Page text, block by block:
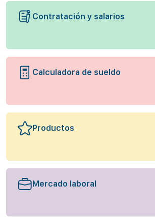
Contratación y salarios
Calculadora de sueldo
Productos
Mercado laboral